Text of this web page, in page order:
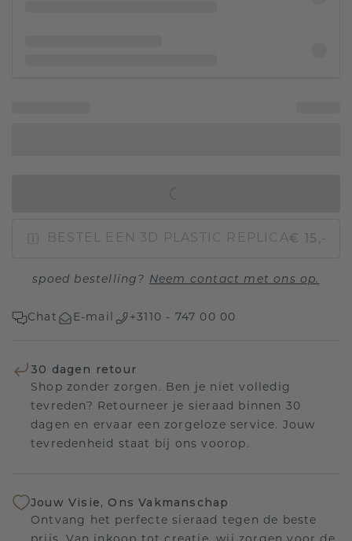
BESTEL EEN 3D PLASTIC REPLICA€ 15,-
spoed bestelling? Neem contact met ons op.
Chat E-mail +3110 - 747 00 00
30 dagen retour
Shop zonder zorgen. Ben je niet volledig
tevreden? Retourneer je sieraad binnen 30
dagen en ervaar een zorgeloze service. Jouw
tevredenheid staat bij ons voorop.
Jouw Visie, Ons Vakmanschap
Ontvang het perfecte sieraad tegen de beste